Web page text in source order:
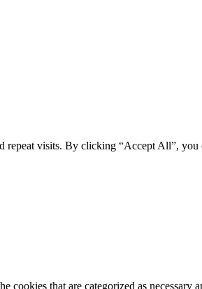
repeat visits. By clicking “Accept All”,
that are categorized as necessary